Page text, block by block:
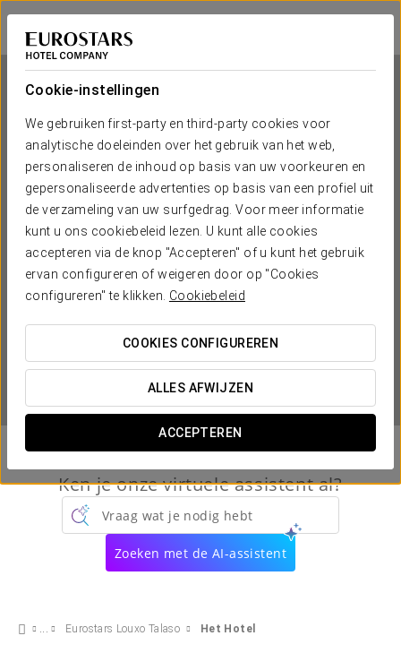
Cookie-instellingen
We gebruiken first-party en third-party cookies voor
analytische doeleinden over het gebruik van het web,
personaliseren de inhoud op basis van uw voorkeuren en
gepersonaliseerde advertenties op basis van een profiel uit
de verzameling van uw surfgedrag. Voor meer informatie
kunt u ons cookiebeleid lezen. U kunt alle cookies
accepteren via de knop "Accepteren" of u kunt het gebruik
ervan configureren of weigeren door op "Cookies
configureren" te klikken. Cookiebeleid
COOKIES CONFIGUREREN
ALLES AFWIJZEN
ACCEPTEREN
Eurostars Louxo Talaso
PONTEVEDRA - O GROVE
Eurostars Louxo Talaso
PONTEVEDRA - O GROVE
WANNEER WIL JE GAAN?
Ken je onze virtuele assistent al?
Vraag wat je nodig hebt
Zoeken met de AI-assistent
Eurostars Louxo Talaso Het Hotel